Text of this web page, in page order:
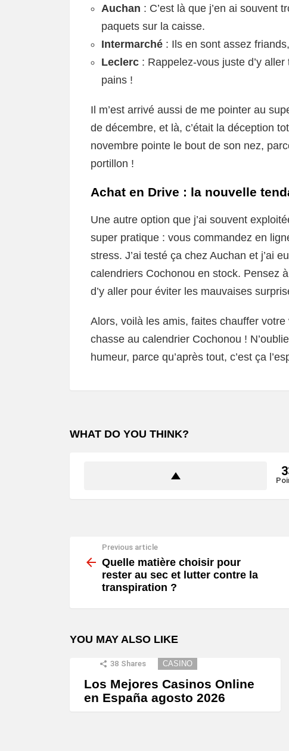
Auchan : C’est là que j’en ai souvent
paquets sur la caisse.
Intermarché : Ils en sont assez
Leclerc : Rappelez-vous juste d’y
pains !
Il m’est arrivé aussi de me pointer au
de décembre, et là, c’était la déception
novembre pointe le bout de son nez,
portillon !
Achat en Drive : la nouvelle
Une autre option que j’ai souvent
super pratique : vous commandez en
stress. J’ai testé ça chez Auchan et j’ai
calendriers Cochonou en stock. Pensez
d’y aller pour éviter les mauvaises
Alors, voilà les amis, faites chauffer
chasse au calendrier Cochonou !
humeur, parce qu’après tout, c’est ça
WHAT DO YOU THINK?
more
Previous article
Quelle matière choisir pour
rester au sec et lutter contre la
transpiration ?
YOU MAY ALSO LIKE
38 Shares CASINO
Los Mejores Casinos Online
en España agosto 2026